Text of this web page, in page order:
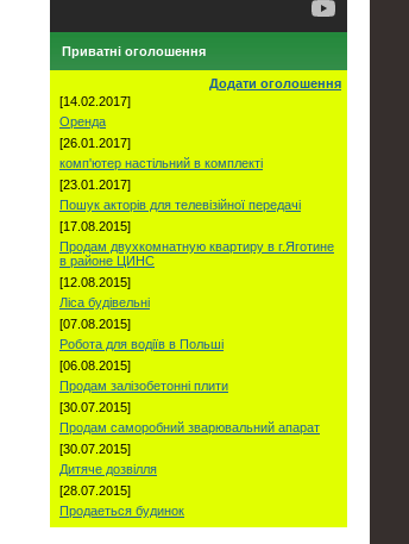
Приватні оголошення
Додати оголошення
[14.02.2017]
Оренда
[26.01.2017]
комп'ютер настільний в комплекті
[23.01.2017]
Пошук акторів для телевізійної передачі
[17.08.2015]
Продам двухкомнатную квартиру в г.Яготине
в районе ЦИНС
[12.08.2015]
Ліса будівельні
[07.08.2015]
Робота для водіїв в Польші
[06.08.2015]
Продам залізобетонні плити
[30.07.2015]
Продам саморобний зварювальний апарат
[30.07.2015]
Дитяче дозвілля
[28.07.2015]
Продаеться будинок